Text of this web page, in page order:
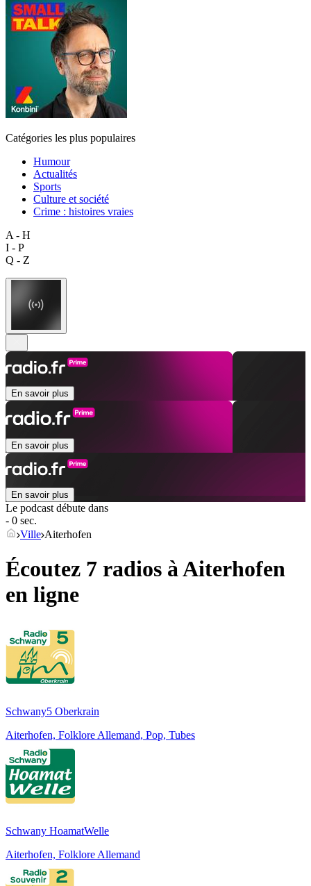
Catégories les plus populaires
Humour
Actualités
Sports
Culture et société
Crime : histoires vraies
A - H
I - P
Q - Z
En savoir plus
En savoir plus
En savoir plus
Le podcast débute dans
- 0 sec.
Ville Aiterhofen
Écoutez 7 radios àAiterhofen
en ligne
Schwany5 Oberkrain
Aiterhofen, Folklore Allemand, Pop, Tubes
Schwany HoamatWelle
Aiterhofen, Folklore Allemand